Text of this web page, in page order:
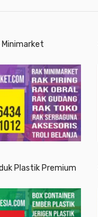
Minimarket
Plastik Premium